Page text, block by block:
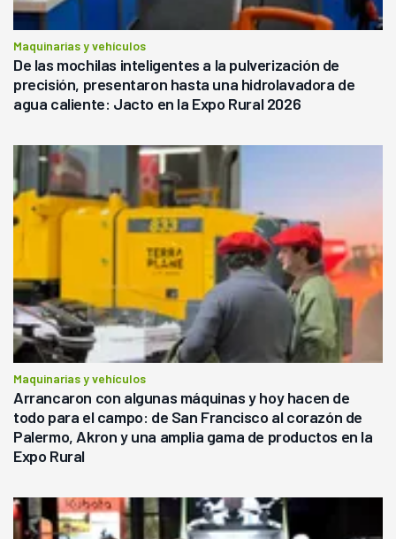
Maquinarias y vehículos
De las mochilas inteligentes a la pulverización de
precisión, presentaron hasta una hidrolavadora de
agua caliente: Jacto en la Expo Rural 2026
Maquinarias y vehículos
Arrancaron con algunas máquinas y hoy hacen de
todo para el campo: de San Francisco al corazón de
Palermo, Akron y una amplia gama de productos en la
Expo Rural